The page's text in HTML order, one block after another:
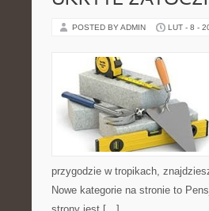
POSTED BY ADMIN LUT - 8 -
przygodzie w tropikach,
Nowe kategorie na stronie to